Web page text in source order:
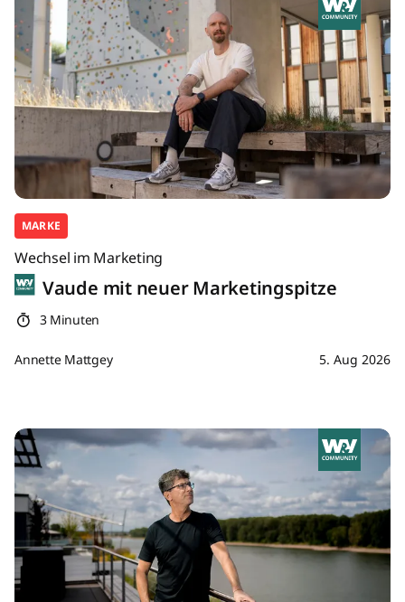
MARKE
Wechsel im Marketing
Vaude mit neuer Marketingspitze
3 Minuten
Annette Mattgey 5. Aug 2026